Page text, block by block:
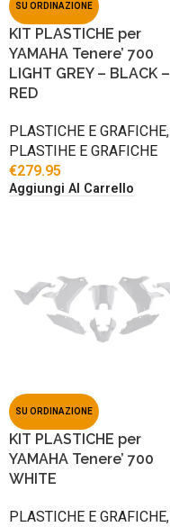
SU ORDINAZIONE
KIT PLASTICHE per
YAMAHA Tenere’ 700
LIGHT GREY – BLACK –
RED
PLASTICHE E GRAFICHE,
PLASTIHE E GRAFICHE
€279.95
Aggiungi Al Carrello
SU ORDINAZIONE
KIT PLASTICHE per
YAMAHA Tenere’ 700
WHITE
PLASTICHE E GRAFICHE,